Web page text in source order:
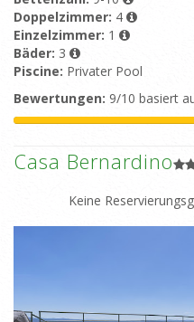
Doppelzimmer: 4
Einzelzimmer: 1
Bäder: 3
Piscine: Privater Pool
Bewertungen: 9/10 basiert
Casa Bernardino
Keine